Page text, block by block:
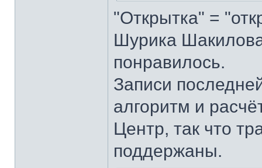
"Открытка" =
Шурика
понравилось.
Записи
алгоритм и
Центр, так что
поддержаны.